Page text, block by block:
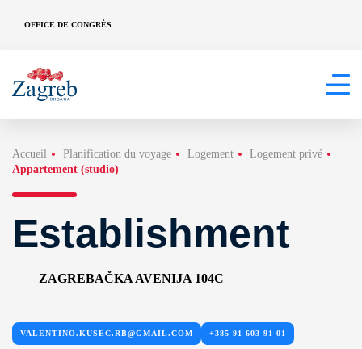
OFFICE DE CONGRÈS
Accueil Planification du voyage Logement
Logement privé
Appartement (studio)
Establishment
ZAGREBAČKA AVENIJA 104C
VALENTINO.KUSEC.RB@GMAIL.COM +385 91 603 91 01